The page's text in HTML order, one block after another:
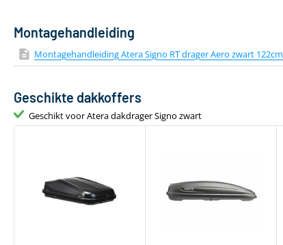
Lengte van de drager
Kleur
Aantal dakdragers
Gewicht
Montagehandleiding
Montagehandleiding Atera Signo RT drager Aero zwart 122cm
Geschikte dakkoffers
Geschikt voor Atera dakdrager Signo zwart